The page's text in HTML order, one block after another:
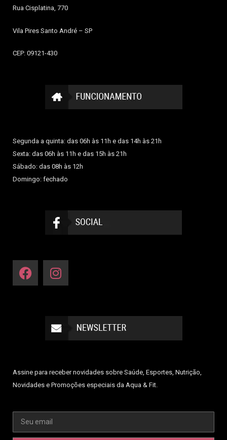
Rua Cisplatina, 770
Vila Pires Santo André – SP
CEP: 09121-430
Segunda a quinta: das 06h às 11h e das 14h às 21h
Sexta: das 06h às 11h e das 15h às 21h
Sábado: das 08h às 12h
Domingo: fechado
Assine para receber novidades sobre Saúde, Esportes, Nutrição,
Novidades e Promoções especiais da Aqua & Fit.